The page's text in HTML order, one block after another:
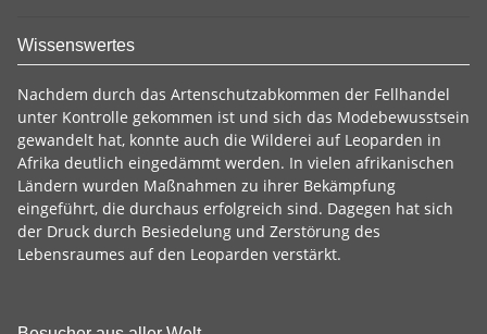
Wissenswertes
Nachdem durch das Artenschutzabkommen der Fellhandel
unter Kontrolle gekommen ist und sich das Modebewusstsein
gewandelt hat, konnte auch die Wilderei auf Leoparden in
Afrika deutlich eingedämmt werden. In vielen afrikanischen
Ländern wurden Maßnahmen zu ihrer Bekämpfung
eingeführt, die durchaus erfolgreich sind. Dagegen hat sich
der Druck durch Besiedelung und Zerstörung des
Lebensraumes auf den Leoparden verstärkt.